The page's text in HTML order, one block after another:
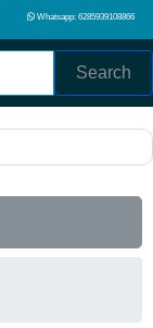
Whatsapp: 6285939108866
Search